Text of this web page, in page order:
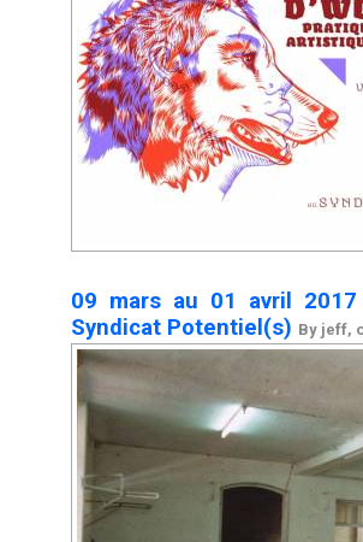
09 mars au 01 avril
Syndicat Potentiel(s) By jeff,